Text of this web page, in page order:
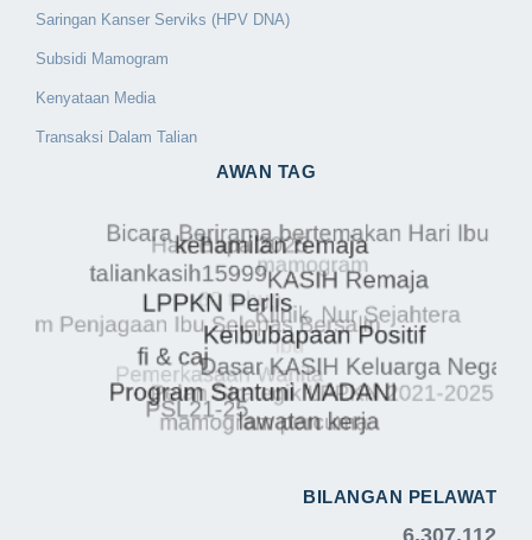
Saringan Kanser Serviks (HPV DNA)
Subsidi Mamogram
Kenyataan Media
Transaksi Dalam Talian
AWAN TAG
BILANGAN PELAWAT